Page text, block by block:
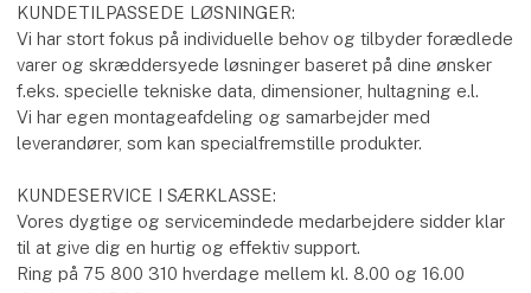
KUNDETILPASSEDE LØSNINGER:
Vi har stort fokus på individuelle behov og tilbyder forædlede
varer og skræddersyede løsninger baseret på dine ønsker
f.eks. specielle tekniske data, dimensioner, hultagning e.l.
Vi har egen montageafdeling og samarbejder med
leverandører, som kan specialfremstille produkter.
KUNDESERVICE I SÆRKLASSE:
Vores dygtige og servicemindede medarbejdere sidder klar
til at give dig en hurtig og effektiv support.
Ring på 75 800 310 hverdage mellem kl. 8.00 og 16.00